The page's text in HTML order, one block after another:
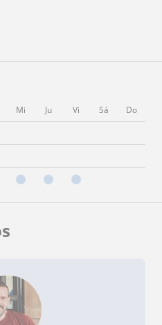
Mi Ju Vi Sá
Do